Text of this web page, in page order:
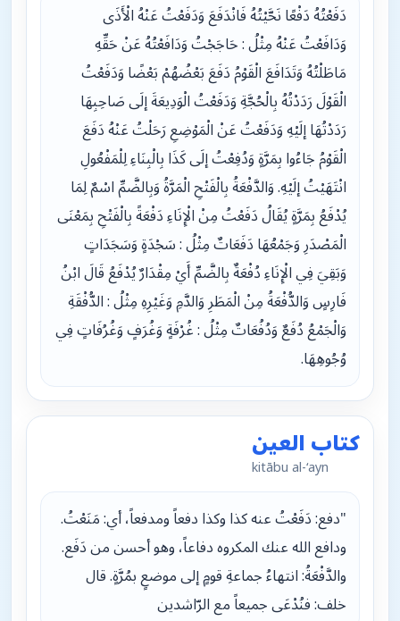
دَفَعْتُهُ دَفْعًا نَحَّيْتُهُ فَانْدَفَعَ وَدَفَعْتُ عَنْهُ الْأَذَى
وَدَافَعْتُ عَنْهُ مِثْلُ : حَاجَجْتُ وَدَافَعْتُهُ عَنْ حَقِّهِ
مَاطَلْتُهُ وَتَدَافَعَ الْقَوْمُ دَفَعَ بَعْضُهُمْ بَعْضًا وَدَفَعْتُ
الْقَوْلَ رَدَدْتُهُ بِالْحُجَّةِ وَدَفَعْتُ الْوَدِيعَةَ إلَى صَاحِبِهَا
رَدَدْتُهَا إلَيْهِ وَدَفَعْتُ عَنْ الْمَوْضِعِ رَحَلْتُ عَنْهُ دَفَعَ
الْقَوْمُ جَاءُوا بِمَرَّةٍ وَدُفِعْتُ إلَى كَذَا بِالْبِنَاءِ لِلْمَفْعُولِ
انْتَهَيْتُ إلَيْهِ. وَالدَّفْعَةُ بِالْفَتْحِ الْمَرَّةُ وَبِالضَّمِّ اسْمٌ لِمَا
يُدْفَعُ بِمَرَّةٍ يُقَالُ دَفَعْتُ مِنْ الْإِنَاءِ دَفْعَةً بِالْفَتْحِ بِمَعْنَى
الْمَصْدَرِ وَجَمْعُهَا دَفَعَاتٌ مِثْلُ : سَجْدَةٍ وَسَجَدَاتٍ
وَبَقِيَ فِي الْإِنَاءِ دُفْعَةٌ بِالضَّمِّ أَيْ مِقْدَارٌ يُدْفَعُ قَالَ ابْنُ
فَارِسٍ وَالدُّفْعَةُ مِنْ الْمَطَرِ وَالدَّمِ وَغَيْرِهِ مِثْلُ : الدُّفْقَةِ
وَالْجَمْعُ دُفَعٌ وَدُفُعَاتٌ مِثْلُ : غُرْفَةٍ وَغُرَفٍ وَغُرُفَاتٍ فِي
وُجُوهِهَا.
كتاب العين
kitābu al-‘ayn
"دفع: دَفَعْتُ عنه كذا وكذا دفعاً ومدفعاً، أي: مَنَعْتُ.
ودافع الله عنك المكروه دفاعاً، وهو أحسن من دَفَع.
والدَّفْعَةُ: انتهاءُ جماعةِ قومٍ إلى موضعٍ بمُرَّةٍ. قال
خلف: فنُدْعَى جميعاً مع الرّاشدين